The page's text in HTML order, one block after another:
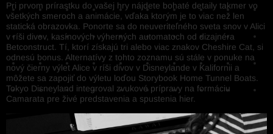
Pri prvom prírastku do vašej hry nájdete bohaté detaily takmer vo
všetkých smeroch a animácie, vďaka ktorým je to viac než len
statická obrazovka. Ponorte sa do neuveriteľného sveta snov v Alici
v ríši divov, kasínových výherných automatoch od dizajnéra
Betconstruct. Tí, ktorí získajú tri alebo viac znakov Cheshire Cat, si
odnesú bonus. Alternatívy z tohto zoznamu sú stále v ponuke na
nový čierny výlet Alice v ríši divov v Disneylande v Kalifornii a
môžete sa zapojiť do výletu loďou Storybook Home Tunnel Boats.
Tokyo Disneyland integroval zvukové prípravy na formáciu
Camarata pre živé predstavenia a spustenia hier.